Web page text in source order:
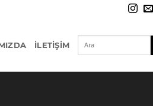
İLETIŞIM